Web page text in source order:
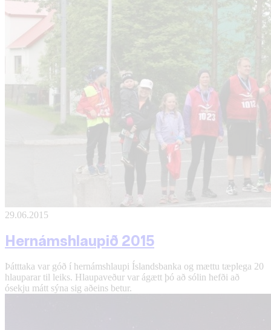
29.06.2015
Hernámshlaupið 2015
Þátttaka var góð í hernámshlaupi Íslandsbanka og mættu tæplega 20
hlauparar til leiks. Hlaupaveður var ágætt þó að sólin hefði að
ósekju mátt sýna sig aðeins betur.